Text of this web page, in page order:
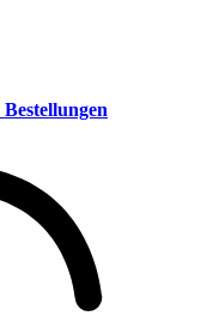
Bestellungen